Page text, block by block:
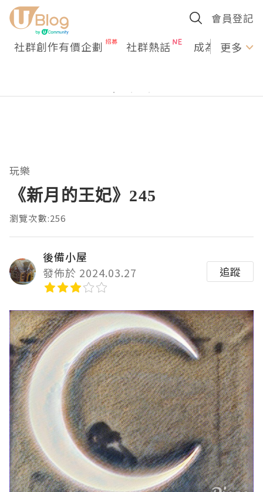
會員登記
社群創作有價企劃 社群熱話 成為U更多
玩樂
《新月的王妃》245
瀏覽次數:256
後備小屋
發佈於 2024.03.27
追蹤